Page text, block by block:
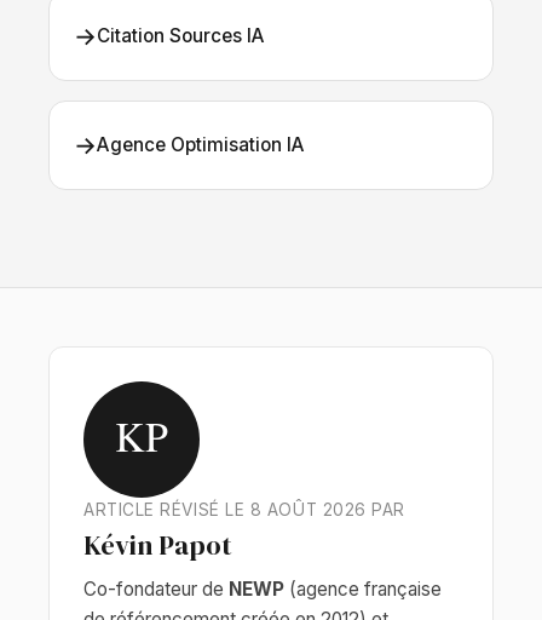
→Citation Sources IA
→Agence Optimisation IA
KP
ARTICLE RÉVISÉ LE 8 AOÛT 2026 PAR
Kévin Papot
Co-fondateur de NEWP (agence française